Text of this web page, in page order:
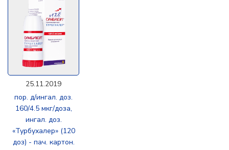
25.11.2019
пор. д/ингал. доз.
160/4.5 мкг/доза,
ингал. доз.
«Турбухалер» (120
доз) - пач. картон.